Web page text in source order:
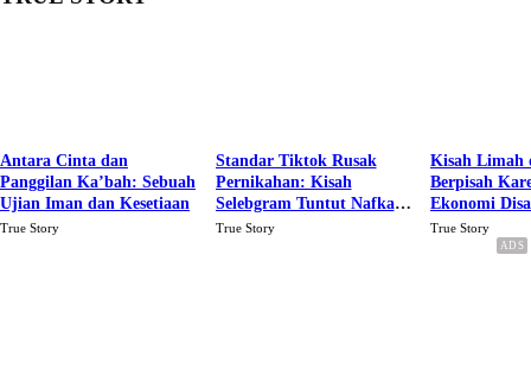
Antara Cinta dan
Panggilan Ka’bah: Sebuah
Ujian Iman dan Kesetiaan
True Story
Standar Tiktok Rusak
Pernikahan: Kisah
Selebgram Tuntut Nafkah
Rp.15 Juta Perbulan
True Story
Kisah Limah
Berpisah
Ekonomi
Karena Cinta
True Story